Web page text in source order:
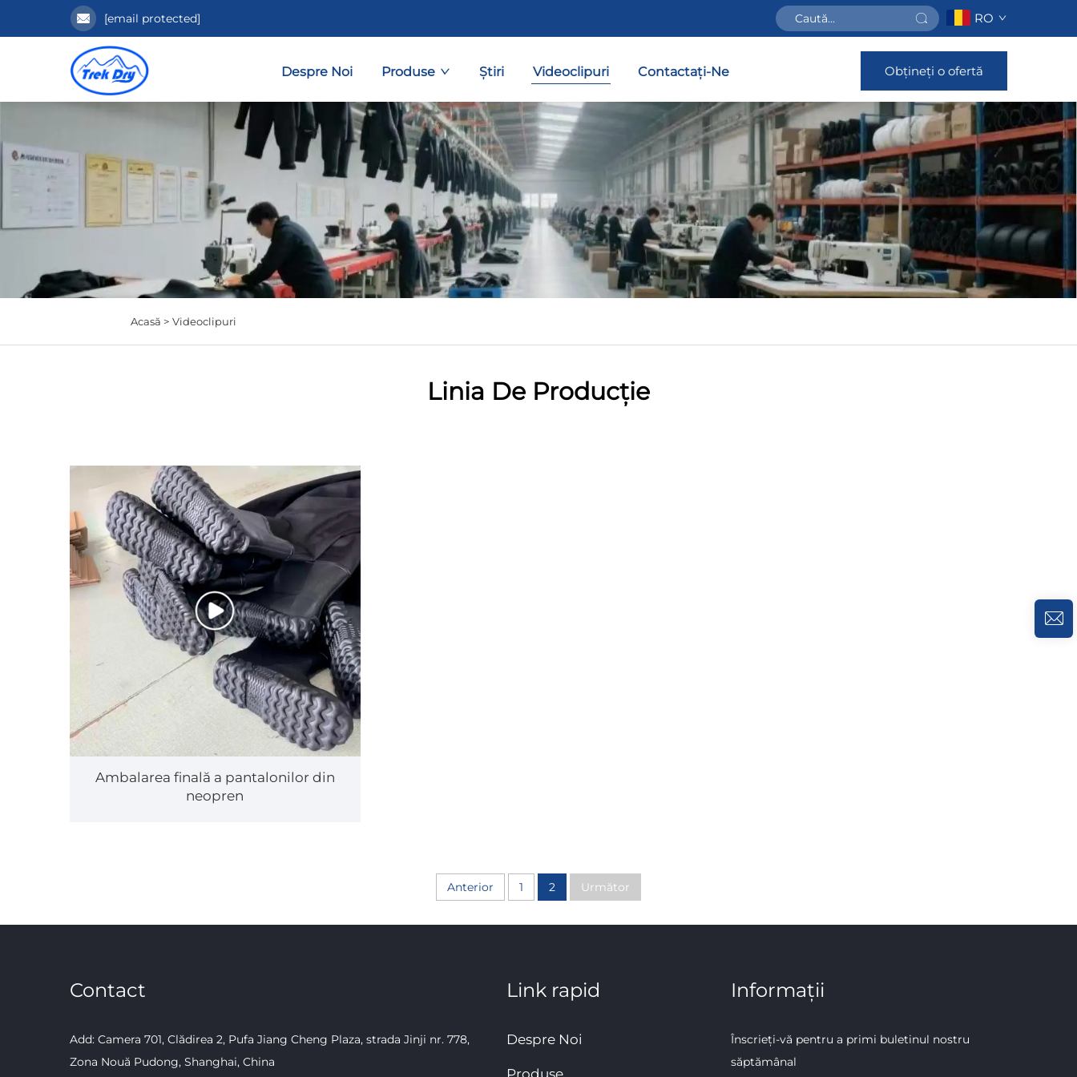
[email protected] RO
Despre Noi Produse Știri Videoclipuri Contactați-Ne Obțineți o ofertă
Acasă > Videoclipuri
Linia De Producție
Ambalarea finală a pantalonilor din
neopren
Anterior 1 2 Următor
Contact
Add: Camera 701, Clădirea 2, Pufa Jiang Cheng Plaza, strada Jinji nr. 778,
Zona Nouă Pudong, Shanghai, China
Link rapid
Despre Noi
Produse
Informații
Înscrieți-vă pentru a primi buletinul nostru
săptămânal